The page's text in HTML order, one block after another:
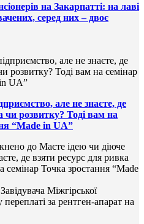
на Закарпатті: на лаві
серед них – двоє
але не знаєте, де
чи розвитку? Тоді вам на
“Made in UA”
до Маєте ідею чи діюче
де взяти ресурс для ривка
семінар Точка зростання “Made